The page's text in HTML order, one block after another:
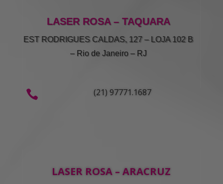
LASER ROSA – TAQUARA
EST RODRIGUES CALDAS, 127 – LOJA 102 B
– Rio de Janeiro – RJ
 (21) 97771.1687
LASER ROSA – ARACRUZ